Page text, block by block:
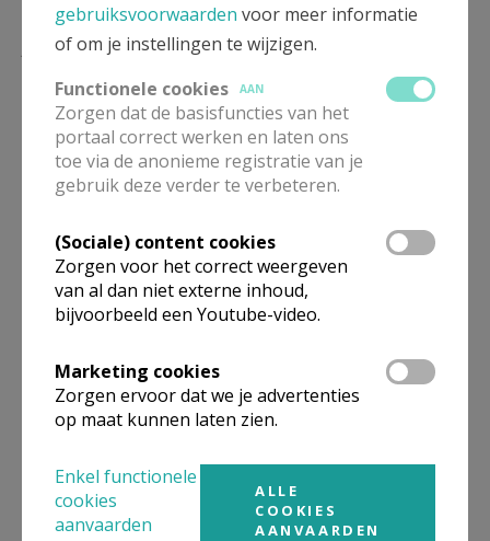
Lees meer
gebruiksvoorwaarden voor meer informatie
of om je instellingen te wijzigen.
Functionele cookies
AAN
Zorgen dat de basisfuncties van het
portaal correct werken en laten ons
toe via de anonieme registratie van je
gebruik deze verder te verbeteren.
(Sociale) content cookies
Zorgen voor het correct weergeven
van al dan niet externe inhoud,
bijvoorbeeld een Youtube-video.
Marketing cookies
Zorgen ervoor dat we je advertenties
op maat kunnen laten zien.
Enkel functionele
cookies
aanvaarden
ALLE
COOKIES
AANVAARDEN